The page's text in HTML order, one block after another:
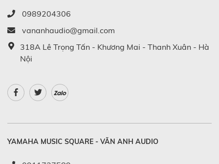
0989204306
vananhaudio@gmail.com
318A Lê Trọng Tấn - Khương Mai - Thanh Xuân - Hà
Nội
Zalo
YAMAHA MUSIC SQUARE - VĂN ANH AUDIO